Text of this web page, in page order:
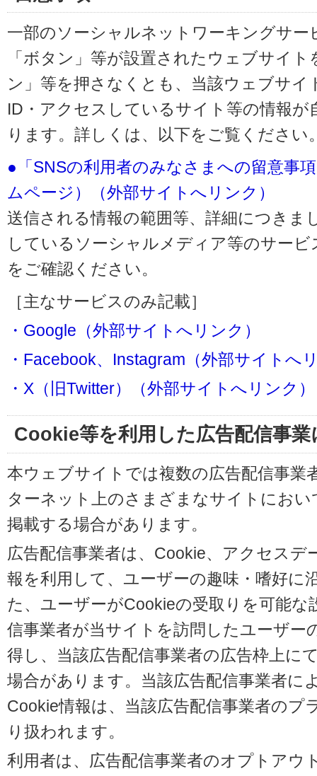
一部のソーシャルネットワーキングサー
「ボタン」等が設置されたウェブサイ
ン」等を押さなくとも、当該ウェブサイ
ID・アクセスしているサイト等の情報
ります。詳しくは、以下をご覧ください
●「SNSの利用者のみなさまへの留意事
ムページ）（外部サイトへリンク）
送信される情報の範囲等、詳細につきま
しているソーシャルメディア等のサー
をご確認ください。
［主なサービスのみ記載］
・Google（外部サイトへリンク）
・Facebook、Instagram（外部サイトへ
・X（旧Twitter）（外部サイトへリンク）
Cookie等を利用した広告配信事
本ウェブサイトでは複数の広告配信事業
ターネット上のさまざまなサイトにお
掲載する場合があります。
広告配信事業者は、Cookie、アクセスデ
報を利用して、ユーザーの趣味・嗜好に
た、ユーザーがCookieの受取りを可能
信事業者が当サイトを訪問したユーザー
得し、当該広告配信事業者の広告枠上に
場合があります。当該広告配信事業者に
Cookie情報は、当該広告配信事業者のプ
り扱われます。
利用者は、広告配信事業者のオプトアウ